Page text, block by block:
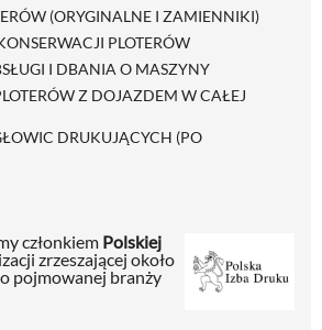
(ORYGINALNE I ZAMIENNIKI)
PLOTERÓW
I DBANIA O MASZYNY
Z DOJAZDEM W CAŁEJ
DRUKUJĄCYCH (PO
członkiem Polskiej
zrzeszającej około
pojmowanej branży